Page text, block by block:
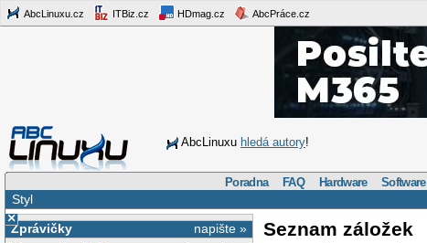
AbcLinuxu.cz ITBiz.cz HDmag.cz AbcPráce.cz
AbcLinuxu hledá autory!
Poradna FAQ Hardware Software
Styl
×
napište »
Zprávičky
Seznam záložek